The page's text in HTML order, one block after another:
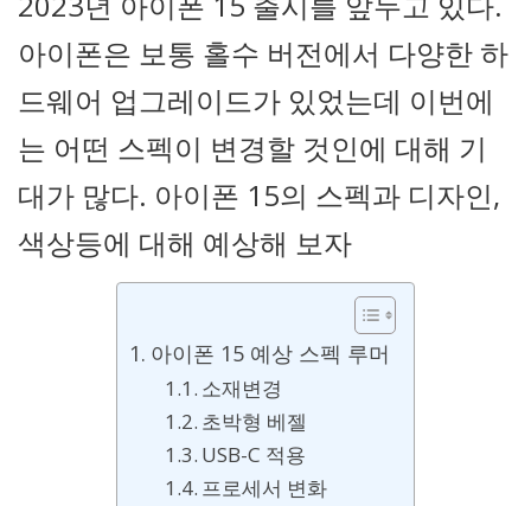
아이폰은 보통 홀수 버전에서 다양한 하
드웨어 업그레이드가 있었는데 이번에
는 어떤 스펙이 변경할 것인에 대해 기
대가 많다. 아이폰 15의 스펙과 디자인,
색상등에 대해 예상해 보자
아이폰 15 예상 스펙 루머
소재변경
초박형 베젤
USB-C 적용
프로세서 변화